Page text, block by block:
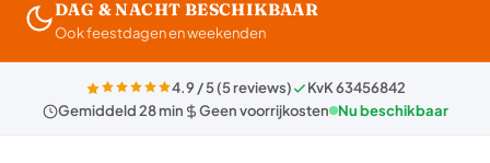
DAG & NACHT BESCHIKBAAR
Ook feestdagen en weekenden
4.9 / 5 (5 reviews)
KvK 63456842
Gemiddeld 28 min
Geen voorrijkosten Nu beschikbaar